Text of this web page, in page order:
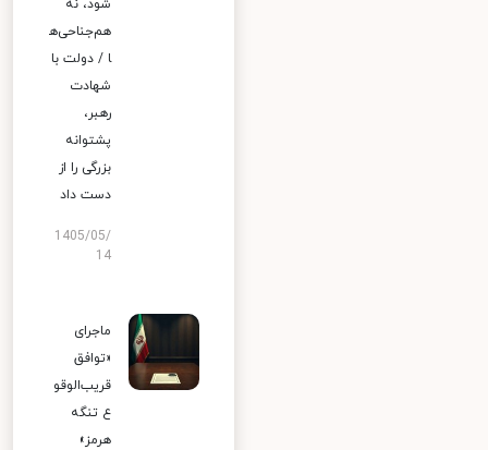
شود، نه
هم‌جناحی‌ه
ا / دولت با
شهادت
رهبر،
پشتوانه
بزرگی را از
دست داد
1405/05/
14
ماجرای
«توافق
قریب‌الوقو
ع تنگه
هرمز»